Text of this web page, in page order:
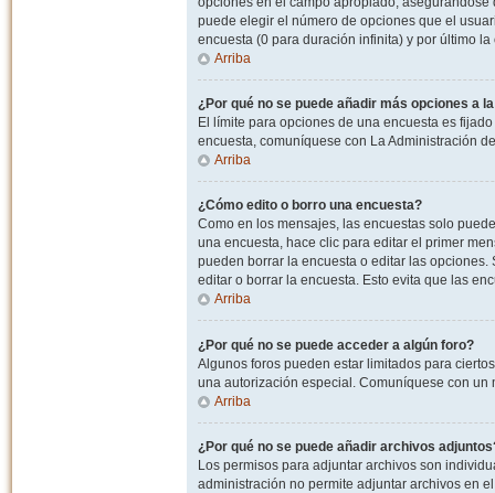
puede elegir el número de opciones que el
encuesta (0 para duración infinita) y por último
Arriba
¿Por qué no se puede añadir más opciones a
El límite para opciones de una encuesta es
encuesta, comuníquese con La Administración
Arriba
¿Cómo edito o borro una encuesta?
Como en los mensajes, las encuestas solo
una encuesta, hace clic para editar el primer
pueden borrar la encuesta o editar las
editar o borrar la encuesta. Esto evita que las
Arriba
¿Por qué no se puede acceder a algún foro?
Algunos foros pueden estar limitados para
una autorización especial. Comuníquese con
Arriba
¿Por qué no se puede añadir archivos
Los permisos para adjuntar archivos son
administración no permite adjuntar archivos en